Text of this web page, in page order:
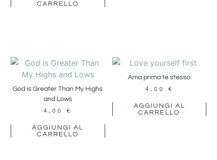
CARRELLO
God is Greater Than My Highs
and Lows
4,00€
AGGIUNGI AL
CARRELLO
Ama prima te stesso
4,00 €
AGGIUNGI AL
CARRELLO